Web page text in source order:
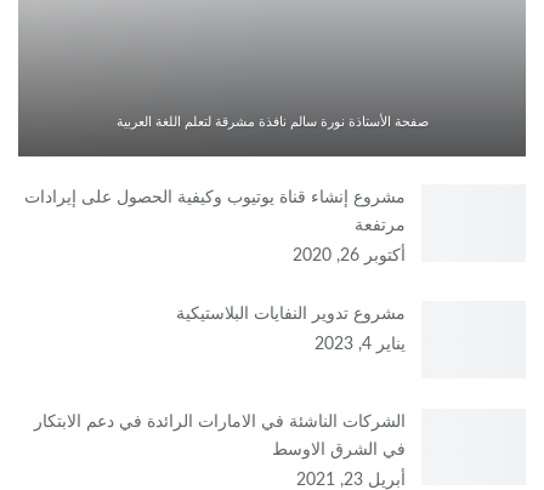
صفحة الأستاذة نورة سالم نافذة مشرقة لتعلم اللغة العربية
مشروع إنشاء قناة يوتيوب وكيفية الحصول على إيرادات
مرتفعة
أكتوبر 26, 2020
مشروع تدوير النفايات البلاستيكية
يناير 4, 2023
الشركات الناشئة في الامارات الرائدة في دعم الابتكار
في الشرق الاوسط
أبريل 23, 2021